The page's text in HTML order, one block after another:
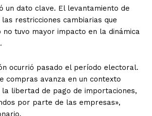
un dato clave. El levantamiento de
restricciones cambiarias que
no tuvo mayor impacto en la dinámica
ocurrió pasado el período electoral.
compras avanza en un contexto
libertad de pago de importaciones,
por parte de las empresas»,